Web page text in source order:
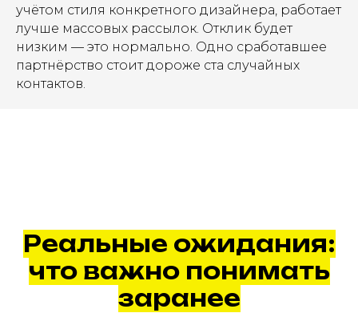
учётом стиля конкретного дизайнера, работает
лучше массовых рассылок. Отклик будет
низким — это нормально. Одно сработавшее
партнёрство стоит дороже ста случайных
контактов.
Реальные ожидания:
что важно понимать
заранее